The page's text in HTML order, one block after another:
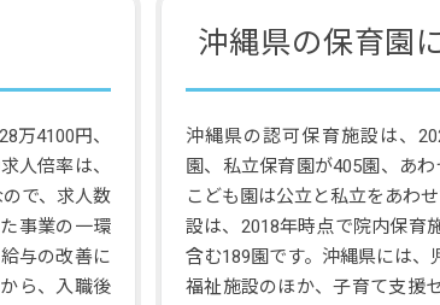
万4100円、
人倍率は、
で、求人数
事業の一環
与の改善に
ら、入職後
沖縄県の保育園
沖縄県の認可保育施設は、
園、私立保育園が405園、あ
こども園は公立と私立をあわ
設は、2018年時点で院内保育
含む189園です。沖縄県には
福祉施設のほか、子育て支援